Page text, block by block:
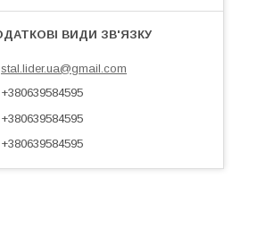
stal.lider.ua@gmail.com
+380639584595
+380639584595
+380639584595